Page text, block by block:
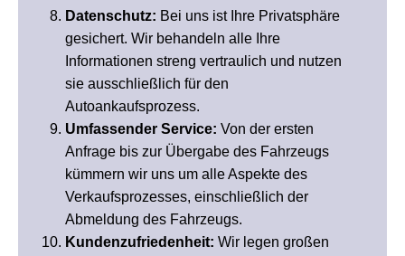
Datenschutz: Bei uns ist Ihre Privatsphäre
gesichert. Wir behandeln alle Ihre
Informationen streng vertraulich und nutzen
sie ausschließlich für den
Autoankaufsprozess.
Umfassender Service: Von der ersten
Anfrage bis zur Übergabe des Fahrzeugs
kümmern wir uns um alle Aspekte des
Verkaufsprozesses, einschließlich der
Abmeldung des Fahrzeugs.
Kundenzufriedenheit: Wir legen großen